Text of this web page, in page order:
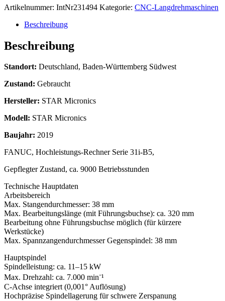
Artikelnummer: IntNr231494 Kategorie: CNC-Langdrehmaschinen
Beschreibung
Beschreibung
Standort: Deutschland, Baden-Württemberg Südwest
Zustand: Gebraucht
Hersteller: STAR Micronics
Modell: STAR Micronics
Baujahr: 2019
FANUC, Hochleistungs-Rechner Serie 31i-B5,
Gepflegter Zustand, ca. 9000 Betriebsstunden
Technische Hauptdaten
Arbeitsbereich
Max. Stangendurchmesser: 38 mm
Max. Bearbeitungslänge (mit Führungsbuchse): ca. 320 mm
Bearbeitung ohne Führungsbuchse möglich (für kürzere
Werkstücke)
Max. Spannzangendurchmesser Gegenspindel: 38 mm
Hauptspindel
Spindelleistung: ca. 11–15 kW
Max. Drehzahl: ca. 7.000 min⁻¹
C-Achse integriert (0,001° Auflösung)
Hochpräzise Spindellagerung für schwere Zerspanung